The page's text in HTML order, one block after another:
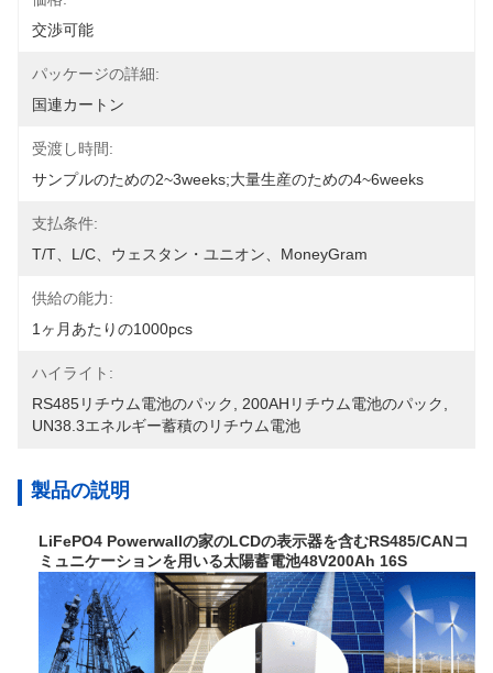
交渉可能
パッケージの詳細:
国連カートン
受渡し時間:
サンプルのための2~3weeks;大量生産のための4~6weeks
支払条件:
T/T、L/C、ウェスタン・ユニオン、MoneyGram
供給の能力:
1ヶ月あたりの1000pcs
ハイライト:
RS485リチウム電池のパック
200AHリチウム電池のパック
UN38.3エネルギー蓄積のリチウム電池
製品の説明
LiFePO4 Powerwallの家のLCDの表示器を含むRS485/CANコ
ミュニケーションを用いる太陽蓄電池48V200Ah 16S